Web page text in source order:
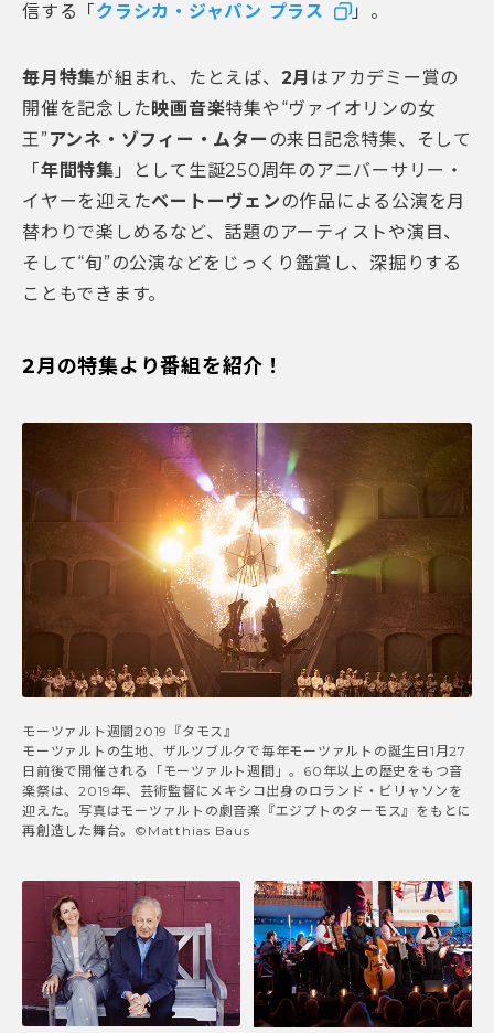
信する「 クラシカ・ジャパン プラス 」。
毎月特集が組まれ、たとえば、 2月 はアカデミー賞の
開催を記念した映画音楽特集や“ヴァイオリンの女
王” アンネ・ゾフィー・ムター の来日記念特集、そして
「 年間特集 」として生誕250周年のアニバーサリー・
イヤーを迎えたベートーヴェン の作品による公演を月
替わりで楽しめるなど、話題のアーティストや演目、
そして“旬”の公演などをじっくり鑑賞し、深掘りする
こともできます。
2月の特集より番組を紹介！
モーツァルト週間2019『タモス』
モーツァルトの生地、ザルツブルクで毎年モーツァルトの誕生日1月27
日前後で開催される「モーツァルト週間」。60年以上の歴史をもつ音
楽祭は、2019年、芸術監督にメキシコ出身のロランド・ビリャソンを
迎えた。写真はモーツァルトの劇音楽『エジプトのターモス』をもとに
再創造した舞台。©Matthias Baus